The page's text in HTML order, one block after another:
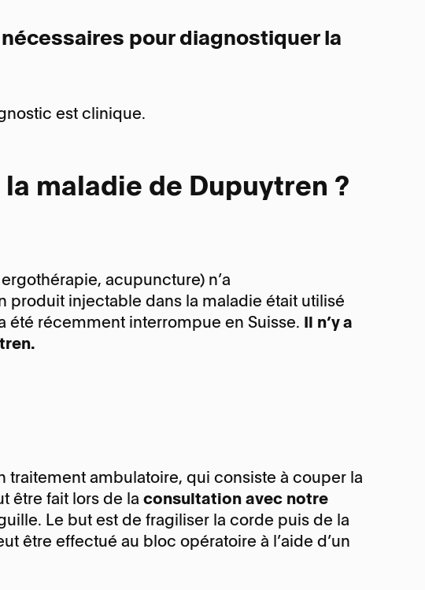
pour diagnostiquer la
est clinique.
maladie de Dupuytren ?
acupuncture) n’a
produit injectable dans la maladie était utilisé
été récemment interrompue en Suisse. Il n’y a
traitement ambulatoire, qui consiste à couper la
être fait lors de la consultation avec notre
Le but est de fragiliser la corde puis de la
être effectué au bloc opératoire à l’aide d’un